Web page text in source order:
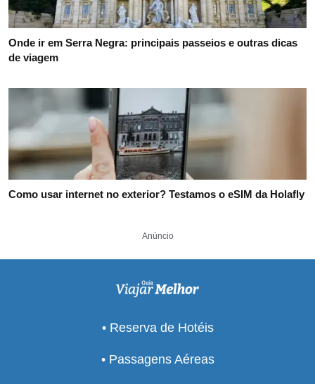
Onde ir em Serra Negra: principais passeios e outras dicas
de viagem
Como usar internet no exterior? Testamos o eSIM da Holafly
Anúncio
• Reserva de Hotéis
• Passagens Aéreas